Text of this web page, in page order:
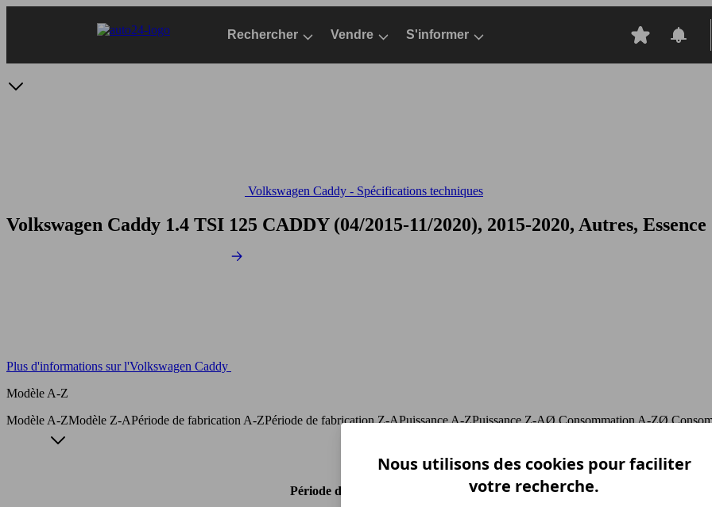
Rechercher Vendre S'informer
Volkswagen Caddy - Spécifications techniques
Volkswagen Caddy 1.4 TSI 125 CADDY (04/2015-11/2020), 2015-2020, Autres, Essence
Plus d'informations sur l'Volkswagen Caddy
Modèle A-Z
Modèle A-ZModèle Z-APériode de fabrication A-ZPériode de fabrication Z-APuissance A-ZPuissance Z-AØ Consommation A-ZØ
Période de fabrication Puissance Ø Consommation
Nous utilisons des cookies pour faciliter
votre recherche.